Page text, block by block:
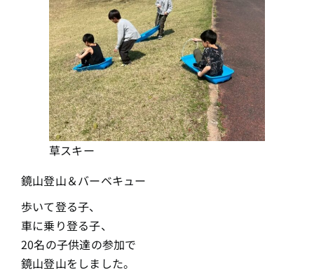
草スキー
鏡山登山＆バーベキュー
歩いて登る子、
車に乗り登る子、
20名の子供達の参加で
鏡山登山をしました。